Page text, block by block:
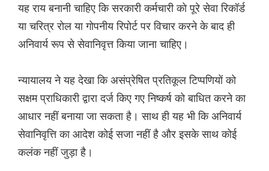
यह राय बनानी चाहिए कि सरकारी कर्मचारी को पूरे सेवा रिकॉर्ड
या चरित्र रोल या गोपनीय रिपोर्ट पर विचार करने के बाद ही
अनिवार्य रूप से सेवानिवृत्त किया जाना चाहिए।
न्यायालय ने यह देखा कि असंप्रेषित प्रतिकूल टिप्पणियों को
सक्षम प्राधिकारी द्वारा दर्ज किए गए निष्कर्ष को बाधित करने का
आधार नहीं बनाया जा सकता है। साथ ही यह भी कि अनिवार्य
सेवानिवृत्ति का आदेश कोई सजा नहीं है और इसके साथ कोई
कलंक नहीं जुड़ा है।